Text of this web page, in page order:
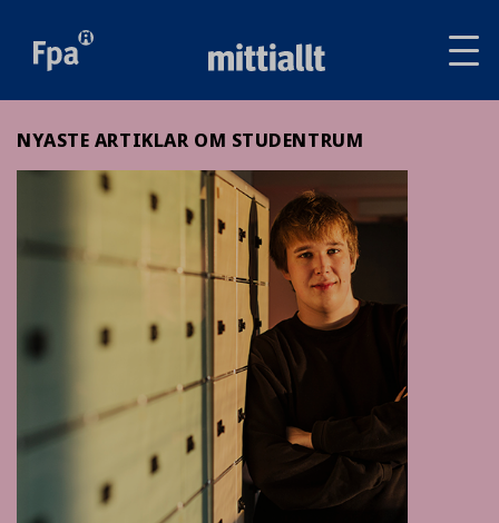
NYASTE ARTIKLAR OM STUDENTRUM